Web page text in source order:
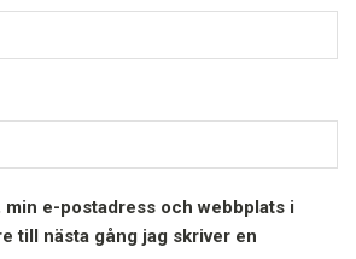
min e-postadress och webbplats i
till nästa gång jag skriver en